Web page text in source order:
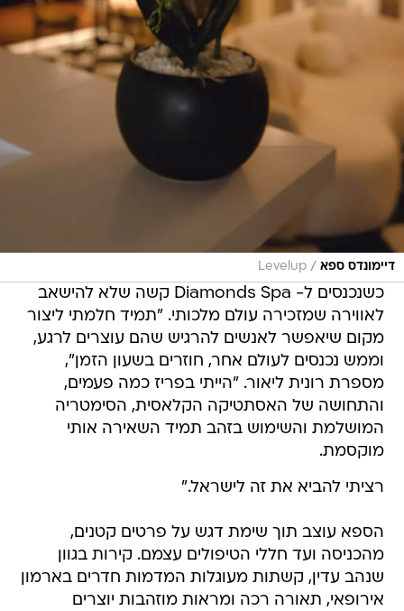
דיימונדס ספא /
Levelup
כשנכנסים ל- Diamonds Spa קשה שלא להישאב
לאווירה שמזכירה עולם מלכותי. "תמיד חלמתי ליצור
מקום שיאפשר לאנשים להרגיש שהם עוצרים לרגע,
וממש נכנסים לעולם אחר, חוזרים בשעון הזמן",
מספרת רונית ליאור. "הייתי בפריז כמה פעמים,
והתחושה של האסתטיקה הקלאסית, הסימטריה
המושלמת והשימוש בזהב תמיד השאירה אותי
מוקסמת.
רציתי להביא את זה לישראל."
הספא עוצב תוך שימת דגש על פרטים קטנים,
מהכניסה ועד חללי הטיפולים עצמם. קירות בגוון
שנהב עדין, קשתות מעוגלות המדמות חדרים בארמון
אירופאי, תאורה רכה ומראות מוזהבות יוצרים